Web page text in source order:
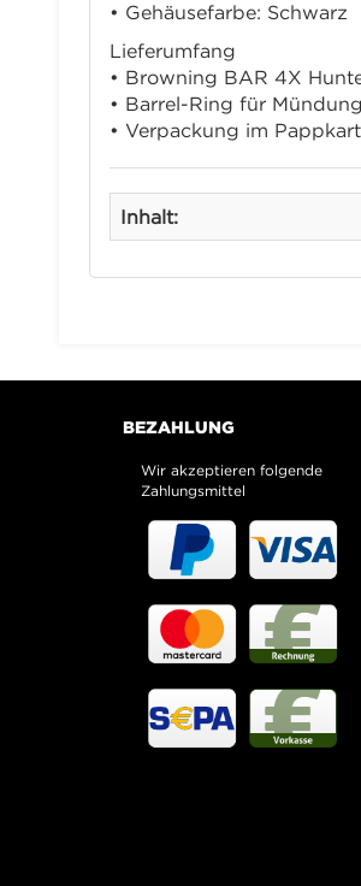
• Gehäusefarbe: Schwarz
Lieferumfang
• Browning BAR 4X
• Barrel-Ring für
• Verpackung im
Inhalt:
BEZAHLUNG
Wir akzeptieren folgende
Zahlungsmittel